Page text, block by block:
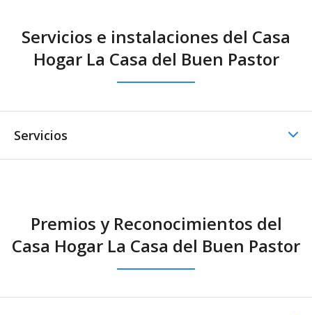
Servicios e instalaciones del Casa
Hogar La Casa del Buen Pastor
Servicios
Comedor / Cafetería -
Cocina propia
Premios y Reconocimientos del
Casa Hogar La Casa del Buen Pastor